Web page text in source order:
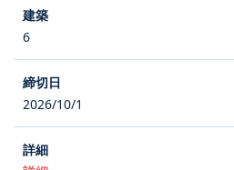
6
2026/10/1